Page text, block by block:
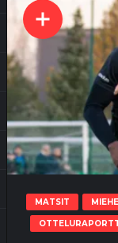
MATSIT